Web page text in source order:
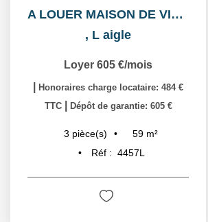
A LOUER MAISON DE VILLE
, L aigle
Loyer 605 €/mois
Honoraires charge locataire: 484 €
TTC
Dépôt de garantie: 605 €
3 pièce(s) 59 m²
Réf : 4457L